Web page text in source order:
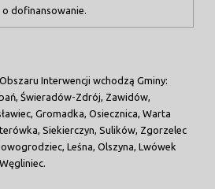
o dofinansowanie.
Interwencji wchodzą Gminy:
Świeradów-Zdrój, Zawidów,
Gromadka, Osiecznica, Warta
Siekierczyn, Sulików, Zgorzelec
Leśna, Olszyna, Lwówek